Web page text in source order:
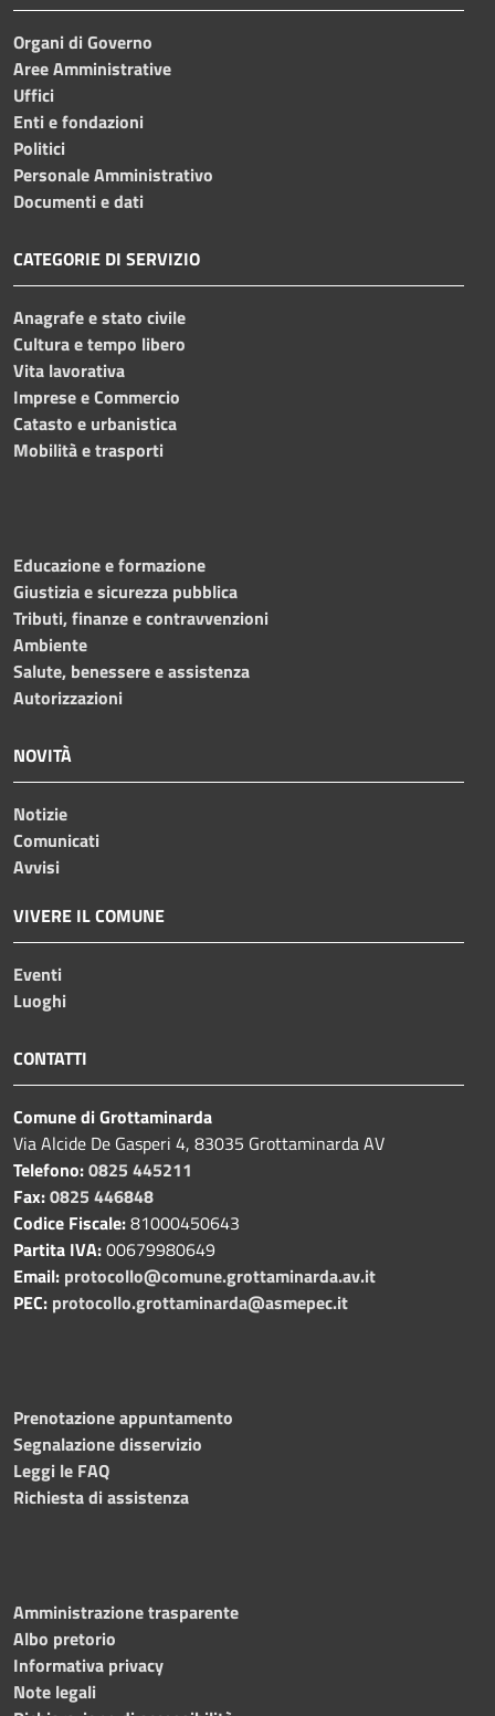
Organi di Governo
Aree Amministrative
Uffici
Enti e fondazioni
Politici
Personale Amministrativo
Documenti e dati
CATEGORIE DI SERVIZIO
Anagrafe e stato civile
Cultura e tempo libero
Vita lavorativa
Imprese e Commercio
Catasto e urbanistica
Mobilità e trasporti
Educazione e formazione
Giustizia e sicurezza pubblica
Tributi, finanze e contravvenzioni
Ambiente
Salute, benessere e assistenza
Autorizzazioni
NOVITÀ
Notizie
Comunicati
Avvisi
VIVERE IL COMUNE
Eventi
Luoghi
CONTATTI
Comune di Grottaminarda
Via Alcide De Gasperi 4, 83035 Grottaminarda AV
Telefono:0825 445211
Fax:0825 446848
Codice Fiscale:81000450643
Partita IVA:00679980649
Email: protocollo@comune.grottaminarda.av.it
PEC: protocollo.grottaminarda@asmepec.it
Prenotazione appuntamento
Segnalazione disservizio
Leggi le FAQ
Richiesta di assistenza
Amministrazione trasparente
Albo pretorio
Informativa privacy
Note legali